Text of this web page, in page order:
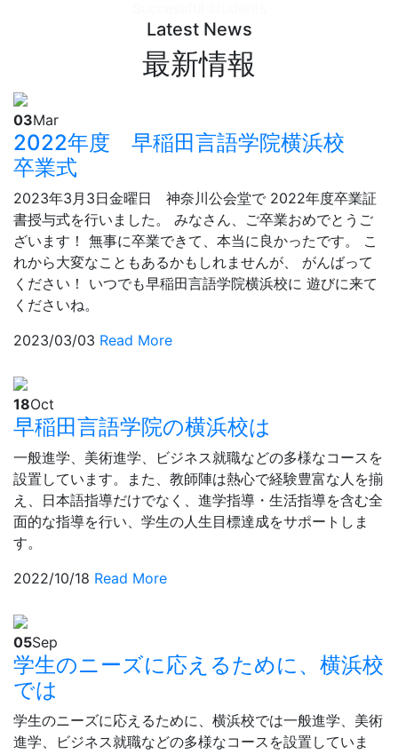
Latest News
最新情報
03Mar
2022年度 早稲田言語学院横浜校
卒業式
2023年3月3日金曜日 神奈川公会堂で 2022年度卒業証
書授与式を行いました。 みなさん、ご卒業おめでとうご
ざいます！ 無事に卒業できて、本当に良かったです。 こ
れから大変なこともあるかもしれませんが、 がんばって
ください！ いつでも早稲田言語学院横浜校に 遊びに来て
くださいね。
2023/03/03 Read More
18Oct
早稲田言語学院の横浜校は
一般進学、美術進学、ビジネス就職などの多様なコースを
設置しています。また、教師陣は熱心で経験豊富な人を揃
え、日本語指導だけでなく、進学指導・生活指導を含む全
面的な指導を行い、学生の人生目標達成をサポートしま
す。
2022/10/18 Read More
05Sep
学生のニーズに応えるために、横浜校
では
学生のニーズに応えるために、横浜校では一般進学、美術
進学、ビジネス就職などの多様なコースを設置していま